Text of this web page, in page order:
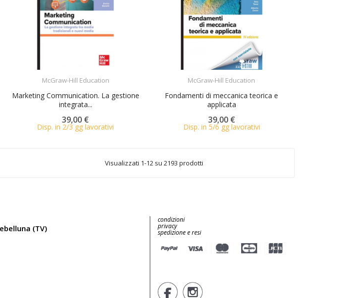
McGraw-Hill Education
Marketing Communication. La gestione
integrata...
39,00 €
Disp. in 2/3 gg lavorativi
McGraw-Hill Education
Fondamenti di meccanica teorica e
applicata
39,00 €
Disp. in 5/6 gg lavorativi
Visualizzati 1-12 su 2193 prodotti
(TV)
condizioni
privacy
spedizione e resi